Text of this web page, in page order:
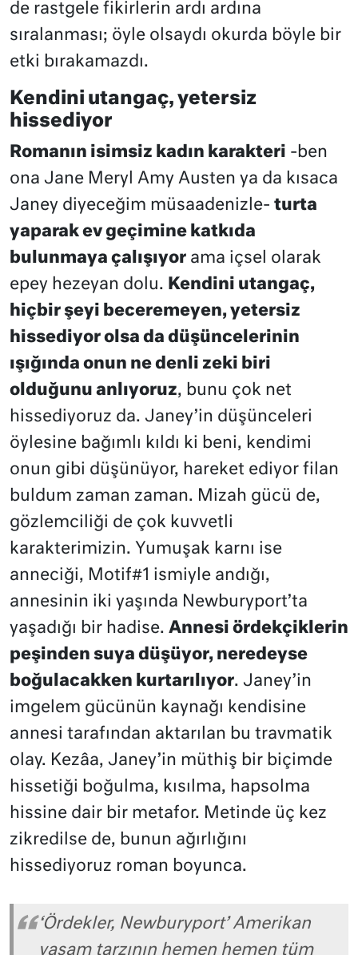
de rastgele fikirlerin ardı ardına
sıralanması; öyle olsaydı okurda böyle bir
etki bırakamazdı.
Kendini utangaç, yetersiz
hissediyor
Romanın isimsiz kadın karakteri -ben
ona Jane Meryl Amy Austen ya da kısaca
Janey diyeceğim müsaadenizle- turta
yaparak ev geçimine katkıda
bulunmaya çalışıyor ama içsel olarak
epey hezeyan dolu. Kendini utangaç,
hiçbir şeyi beceremeyen, yetersiz
hissediyor olsa da düşüncelerinin
ışığında onun ne denli zeki biri
olduğunu anlıyoruz, bunu çok net
hissediyoruz da. Janey’in düşünceleri
öylesine bağımlı kıldı ki beni, kendimi
onun gibi düşünüyor, hareket ediyor filan
buldum zaman zaman. Mizah gücü de,
gözlemciliği de çok kuvvetli
karakterimizin. Yumuşak karnı ise
anneciği, Motif#1 ismiyle andığı,
annesinin iki yaşında Newburyport’ta
yaşadığı bir hadise. Annesi ördekçiklerin
peşinden suya düşüyor, neredeyse
boğulacakken kurtarılıyor. Janey’in
imgelem gücünün kaynağı kendisine
annesi tarafından aktarılan bu travmatik
olay. Kezâa, Janey’in müthiş bir biçimde
hissetiği boğulma, kısılma, hapsolma
hissine dair bir metafor. Metinde üç kez
zikredilse de, bunun ağırlığını
hissediyoruz roman boyunca.
‘Ördekler, Newburyport’ Amerikan
yaşam tarzının hemen hemen tüm